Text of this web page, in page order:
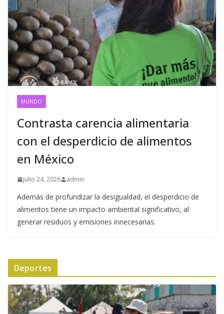
MUNDO
Contrasta carencia alimentaria
con el desperdicio de alimentos
en México
julio 24, 2026 admin
Además de profundizar la desigualdad, el desperdicio de
alimentos tiene un impacto ambiental significativo, al
generar residuos y emisiones innecesarias.
Deportes